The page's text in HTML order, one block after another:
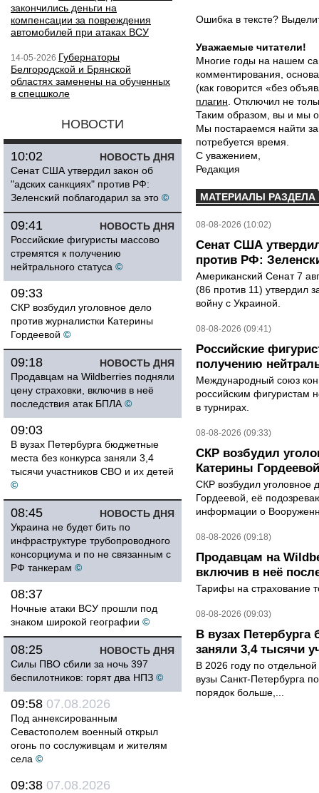
закончились деньги на
компенсации за повреждения
автомобилей при атаках ВСУ
14-05-2026 Губернаторы
Белгородской и Брянской
областях заменены на обученных
в спецшколе
НОВОСТИ
НОВОСТЬ ДНЯ
10:02
Сенат США утвердил закон об
"адских санкциях" против РФ:
Зеленский поблагодарил за это ©
НОВОСТЬ ДНЯ
09:41
Российские фигуристы массово
стремятся к получению
нейтрального статуса ©
09:33
СКР возбудил уголовное дело
против журналистки Катерины
Гордеевой ©
НОВОСТЬ ДНЯ
09:18
Продавцам на Wildberries подняли
цену страховки, включив в неё
последствия атак БПЛА ©
09:03
В вузах Петербурга бюджетные
места без конкурса заняли 3,4
тысячи участников СВО и их детей
©
НОВОСТЬ ДНЯ
08:45
Украина не будет бить по
инфраструктуре трубопроводного
консорциума и по не связанным с
РФ танкерам ©
08:37
Ночные атаки ВСУ прошли под
знаком широкой географии ©
НОВОСТЬ ДНЯ
08:25
Силы ПВО сбили за ночь 397
беспилотников: горят два НПЗ ©
09:58 07.08.2026
Под аннексированным
Севастополем военный открыл
огонь по сослуживцам и жителям
села ©
09:38 07.08.2026
Ошибка в тексте?
Уважаемые читатели!
Многие годы на нашем
комментирования,
(как говорится «без
плагин . Отключил не
Таким образом, вы и мы
Мы постараемся найти
потребуется время.
С уважением,
Редакция
МАТЕРИАЛЫ РАЗДЕЛА
08-08-2026 (10:02)
Сенат США
против РФ:
Американский Сенат 7
(86 против 11) утвердил
войну с Украиной.
08-08-2026 (09:41)
Российские
получению
Международный союз
российским фигуристам
в турнирах.
08-08-2026 (09:33)
СКР возбудил
Катерины Гордеевой
СКР возбудил уголовное
Гордеевой, её
информации о
08-08-2026 (09:18)
Продавцам на
включив в неё
Тарифы на страхование
08-08-2026 (09:03)
В вузах
заняли 3,4 тысячи
В 2026 году по
вузы Санкт-Петербурга
порядок больше,...